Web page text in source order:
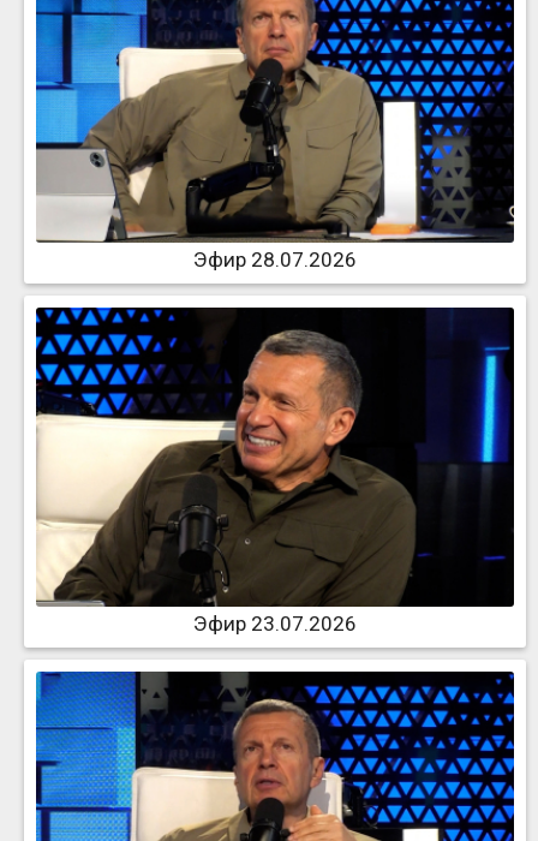
Эфир 28.07.2026
Эфир 23.07.2026